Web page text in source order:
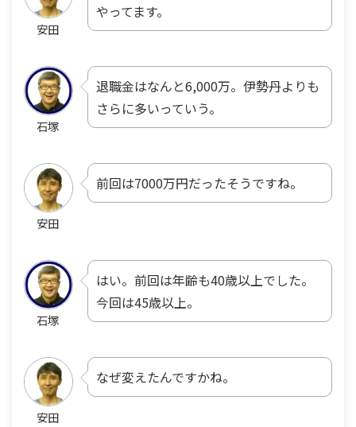
安田
やってます。
石塚
退職金はなんと6,000万。伊勢丹よりも
さらに多いっていう。
安田
前回は7000万円だったそうですね。
石塚
はい。前回は年齢も40歳以上でした。
今回は45歳以上。
安田
なぜ変えたんですかね。